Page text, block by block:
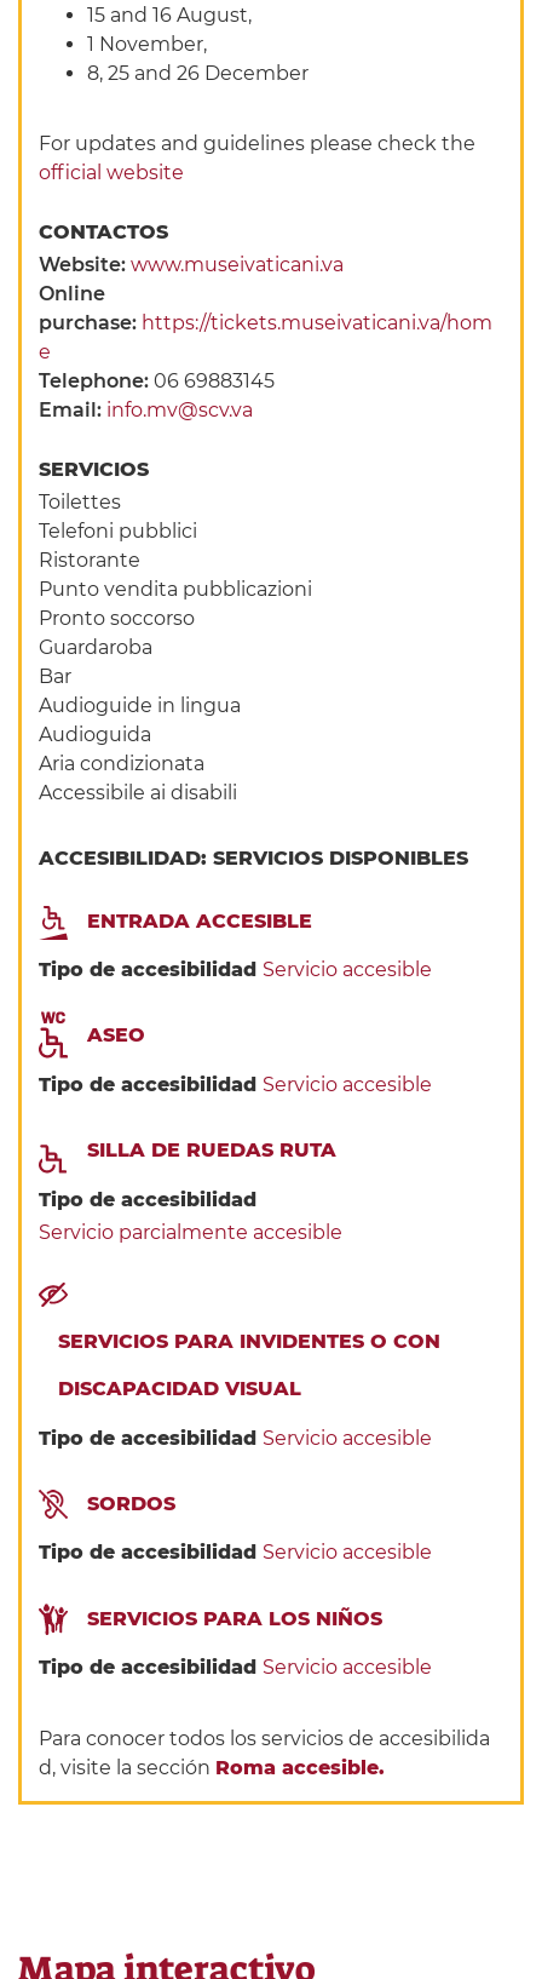
15 and 16 August,
1 November,
8, 25 and 26 December
For updates and guidelines please check the
official website
CONTACTOS
Website:www.museivaticani.va
Online
purchase: https://tickets.museivaticani.va/hom
e
Telephone:06 69883145
Email: info.mv@scv.va
SERVICIOS
Toilettes
Telefoni pubblici
Ristorante
Punto vendita pubblicazioni
Pronto soccorso
Guardaroba
Bar
Audioguide in lingua
Audioguida
Aria condizionata
Accessibile ai disabili
ACCESIBILIDAD: SERVICIOS DISPONIBLES
ENTRADA ACCESIBLE
Tipo de accesibilidad Servicio accesible
ASEO
Tipo de accesibilidad Servicio accesible
SILLA DE RUEDAS RUTA
Tipo de accesibilidad
Servicio parcialmente accesible
SERVICIOS PARA INVIDENTES O CON
DISCAPACIDAD VISUAL
Tipo de accesibilidad Servicio accesible
SORDOS
Tipo de accesibilidad Servicio accesible
SERVICIOS PARA LOS NIÑOS
Tipo de accesibilidad Servicio accesible
Para conocer todos los servicios de accesibilida
d, visite la sección Roma accesible.
Mapa interactivo